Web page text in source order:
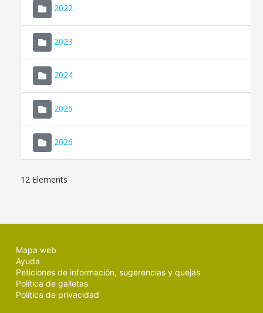
2022
2023
2024
2025
2026
12 Elements
Mapa web
Ayuda
Peticiones de información, sugerencias y quejas
Política de galletas
Política de privacidad